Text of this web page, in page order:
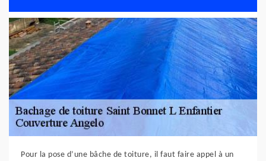
Pour la pose d’une bâche de toiture, il faut faire appel à un